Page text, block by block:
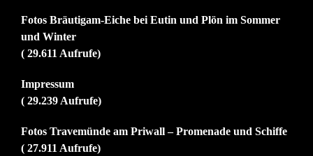
Fotos Bräutigam-Eiche bei Eutin und Plön im Sommer
und Winter
( 29.611 Aufrufe)
Impressum
( 29.239 Aufrufe)
Fotos Travemünde am Priwall – Promenade und Schiffe
( 27.911 Aufrufe)